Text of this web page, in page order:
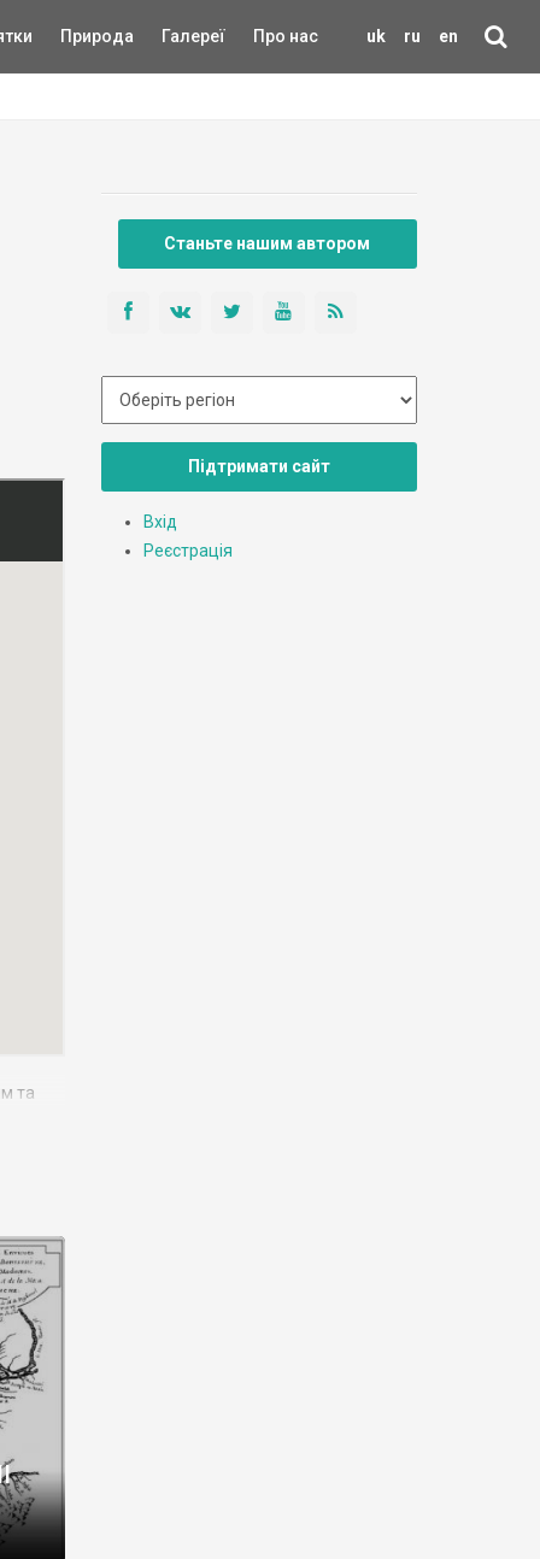
uk ru en
Природа Галереї Про нас
та
Станьте нашим автором
Підтримати сайт
Вхід
Реєстрація